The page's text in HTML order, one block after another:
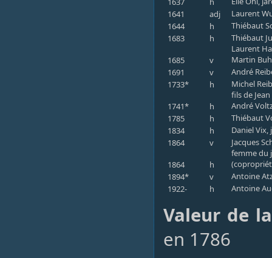
1641
adj
Laurent
1644
h
Thiébaut
1683
h
Thiébaut
Laurent
1685
v
Martin
1691
v
André
1733*
h
Michel
fils de
1741*
h
André
1785
h
Thiébaut
1834
h
Daniel Vix,
1864
v
Jacques
femme du
1864
h
1894*
v
Antoine
1922-
h Antoine
Valeur de
en 1786